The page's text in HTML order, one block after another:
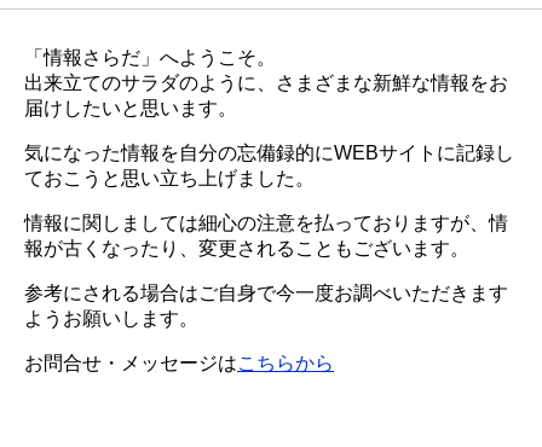
「情報さらだ」へようこそ。
出来立てのサラダのように、さまざまな新鮮な情報をお
届けしたいと思います。
気になった情報を自分の忘備録的にWEBサイトに記録し
ておこうと思い立ち上げました。
情報に関しましては細心の注意を払っておりますが、情
報が古くなったり、変更されることもございます。
参考にされる場合はご自身で今一度お調べいただきます
ようお願いします。
お問合せ・メッセージはこちらから